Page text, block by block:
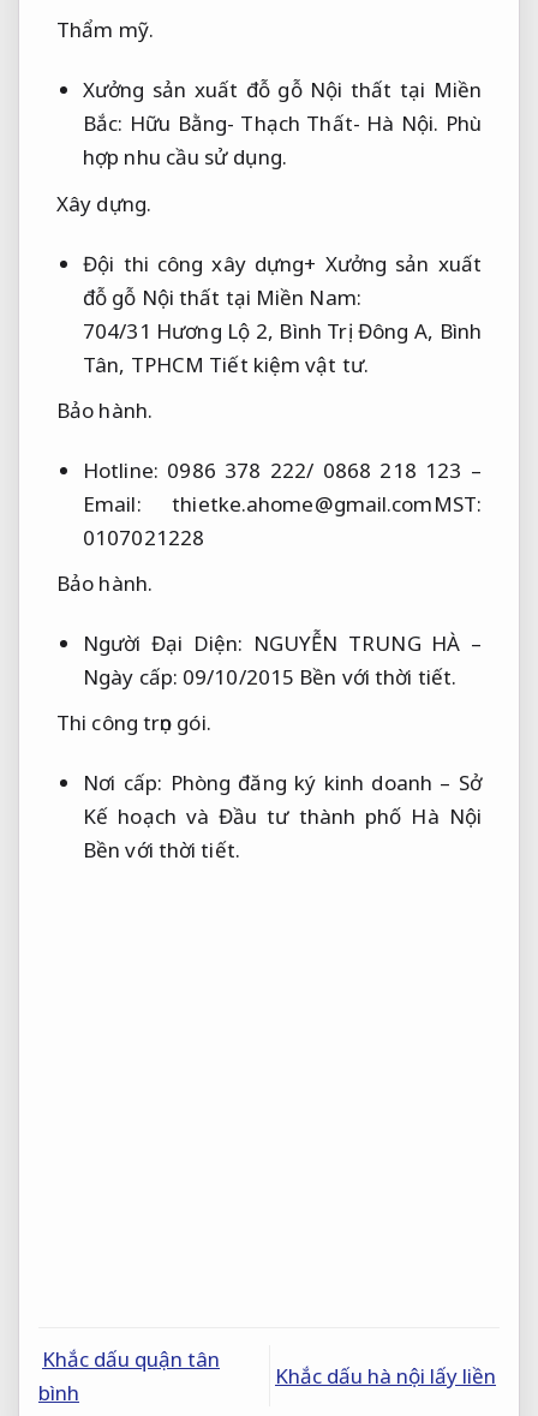
Thẩm mỹ.
Xưởng sản xuất đỗ gỗ Nội thất tại Miền
Bắc: Hữu Bằng- Thạch Thất- Hà Nội. Phù
hợp nhu cầu sử dụng.
Xây dựng.
Đội thi công xây dựng+ Xưởng sản xuất
đỗ gỗ Nội thất tại Miền Nam:
704/31 Hương Lộ 2, Bình Trị Đông A, Bình
Tân, TPHCM Tiết kiệm vật tư.
Bảo hành.
Hotline: 0986 378 222/ 0868 218 123 –
Email:thietke.ahome@gmail.comMST:
0107021228
Bảo hành.
Người Đại Diện: NGUYỄN TRUNG HÀ –
Ngày cấp: 09/10/2015 Bền với thời tiết.
Thi công trọn gói.
Nơi cấp: Phòng đăng ký kinh doanh – Sở
Kế hoạch và Đầu tư thành phố Hà Nội
Bền với thời tiết.
Khắc dấu quận tân
bình
Khắc dấu hà nội lấy liền